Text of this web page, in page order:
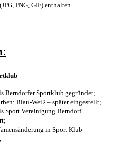
PNG, GIF) enthalten.
Berndorfer Sportklub gegründet;
Blau-Weiß – später eingestellt;
Sport Vereinigung Berndorf
in Sport Klub